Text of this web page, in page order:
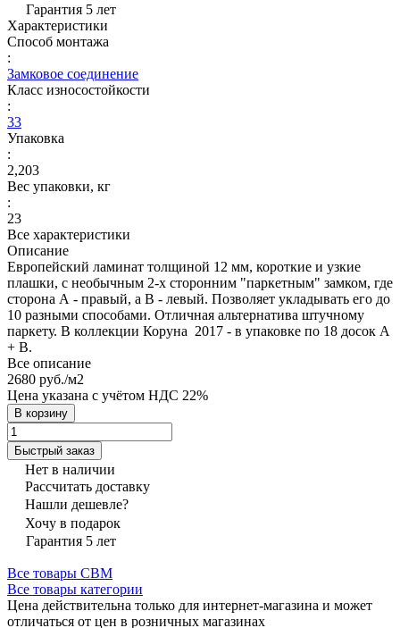
Гарантия 5 лет
Характеристики
Способ монтажа
:
Замковое соединение
Класс износостойкости
:
33
Упаковка
:
2,203
Вес упаковки, кг
:
23
Все характеристики
Описание
Европейский ламинат толщиной 12 мм, короткие и узкие
плашки, с необычным 2-х сторонним "паркетным" замком, где
сторона А - правый, а В - левый. Позволяет укладывать его до
10 разными способами. Отличная альтернатива штучному
паркету. В коллекции Коруна 2017 - в упаковке по 18 досок А
+ В.
Все описание
2680 руб./м2
Цена указана с учётом НДС 22%
В корзину
Быстрый заказ
Нет в наличии
Рассчитать доставку
Нашли дешевле?
Хочу в подарок
Гарантия 5 лет
Все товары CBM
Все товары категории
Цена действительна только для интернет-магазина и может
отличаться от цен в розничных магазинах